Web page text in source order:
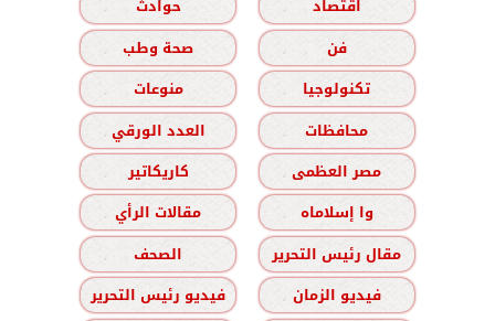
اقتصاد
حوادث
فن
صحة وطب
تكنولوجيا
منوعات
محافظات
العدد الورقي
مصر العظمى
كاريكاتير
وا إسلاماه
مقالات الرأي
مقال رئيس التحرير
الصحف
فيديو الزمان
فيديو رئيس التحرير